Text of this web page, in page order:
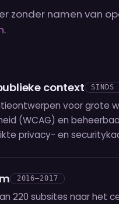
zonder namen van
.
context SINDS
voor grote
(WCAG) en
privacy- en
2016–2017
220 subsites naar het